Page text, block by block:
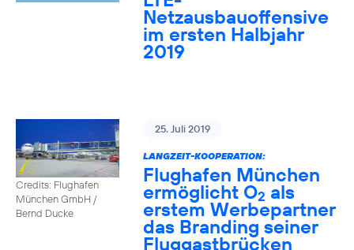
Netzausbauoffensive
im ersten Halbjahr
2019
Credits: Flughafen
München GmbH /
Bernd Ducke
25. Juli 2019
LANGZEIT-KOOPERATION:
Flughafen München
ermöglicht O2 als
erstem Werbepartner
das Branding seiner
Fluggastbrücken